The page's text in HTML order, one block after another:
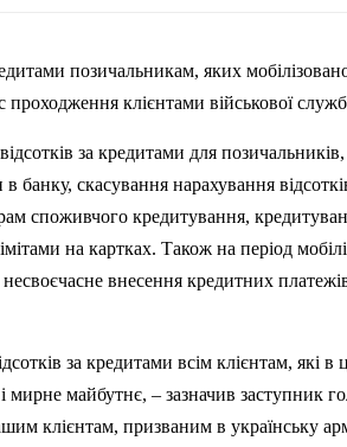
позичальникам, яких
проходження клієнтами військової
за кредитами для позичальників,
банку, скасування нарахування
споживчого кредитування,
на картках. Також на період
внесення кредитних
за кредитами всім клієнтам, які в
мирне майбутнє, – зазначив заступник
клієнтам, призваним в українську